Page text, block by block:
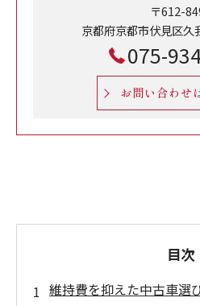
〒612-
京都府京都市伏見区久
075-
お問い合わせ
目次
維持費を抑えた中古車選